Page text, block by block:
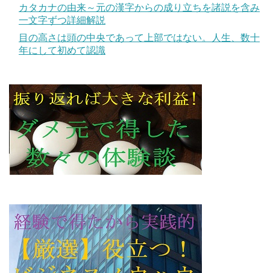
カタカナの由来～元の漢字からの成り立ちを諸説を含み
一文字ずつ詳細解説
目の高さは頭の中央であって上部ではない。人生、数十
年にして初めて認識